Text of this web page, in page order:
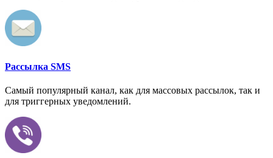
Рассылка SMS
Самый популярный канал, как для массовых рассылок, так и
для триггерных уведомлений.